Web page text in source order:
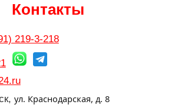
Контакты
219-3-218
ул. Краснодарская, д. 8